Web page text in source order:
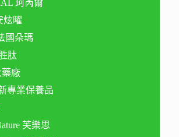
珂芮爾
炫曜
國朵瑪
肽
藥廠
專業保養品
芙樂思